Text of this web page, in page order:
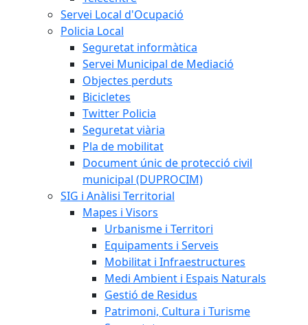
Servei Local d'Ocupació
Policia Local
Seguretat informàtica
Servei Municipal de Mediació
Objectes perduts
Bicicletes
Twitter Policia
Seguretat viària
Pla de mobilitat
Document únic de protecció civil
municipal (DUPROCIM)
SIG i Anàlisi Territorial
Mapes i Visors
Urbanisme i Territori
Equipaments i Serveis
Mobilitat i Infraestructures
Medi Ambient i Espais Naturals
Gestió de Residus
Patrimoni, Cultura i Turisme